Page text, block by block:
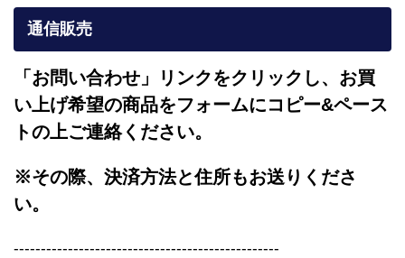
通信販売
「お問い合わせ」リンクをクリックし、 お買
い上げ希望の商品をフォームにコピー&ペース
トの上ご連絡ください。
※その際、決済方法と住所もお送りくださ
い。
-------------------------------------------------